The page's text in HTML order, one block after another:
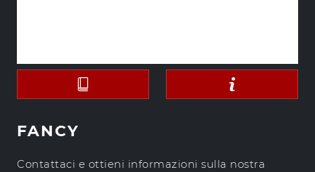
FANCY
Contattaci e ottieni informazioni sulla nostra